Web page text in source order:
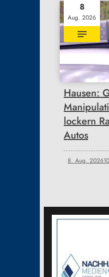
8
Aug. 2026
Hausen:
lockern
Autos
8. Aug. 2026